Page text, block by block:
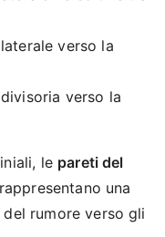
verso la
verso la
le pareti del
rappresentano una
rumore verso gli